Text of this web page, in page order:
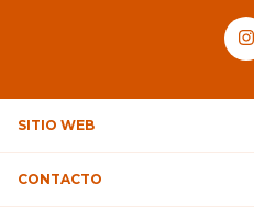
SITIO WEB
CONTACTO